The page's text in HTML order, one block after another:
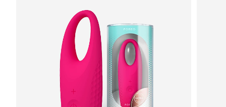
预计送达日期
预计送达日期